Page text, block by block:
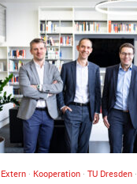
Extern· Kooperation· TU Dresden·